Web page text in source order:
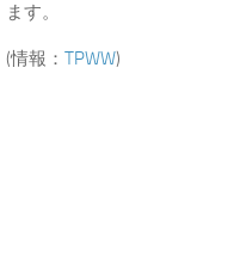
ます。
(情報： TPWW)